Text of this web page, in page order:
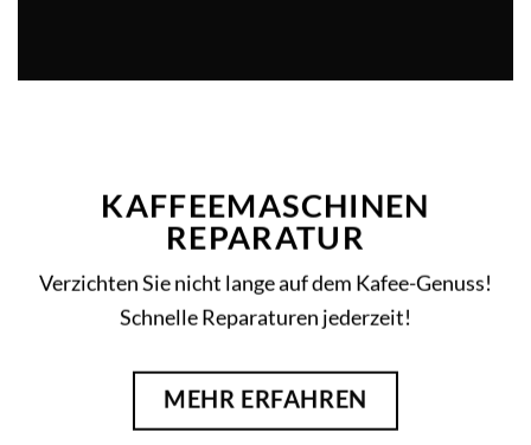
KAFFEEMASCHINEN
REPARATUR
Verzichten Sie nicht lange auf dem Kafee-Genuss!
Schnelle Reparaturen jederzeit!
MEHR ERFAHREN